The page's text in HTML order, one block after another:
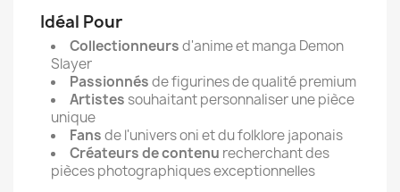
Idéal Pour
Collectionneursd'anime et manga Demon
Slayer
Passionnésde figurines de qualité premium
Artistes souhaitant personnaliser une pièce
unique
Fansde l'univers oni et du folklore japonais
Créateurs de contenu recherchant des
pièces photographiques exceptionnelles